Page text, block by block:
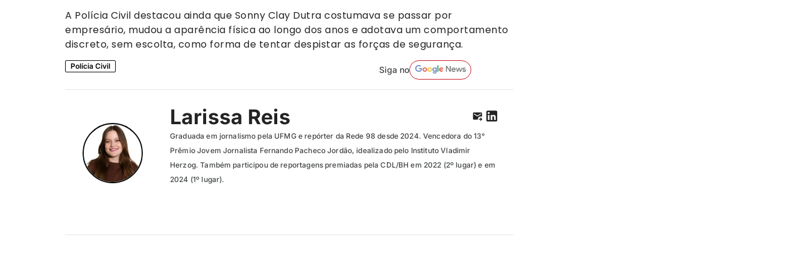
A Polícia Civil destacou ainda que Sonny Clay Dutra costumava se passar por
empresário, mudou a aparência física ao longo dos anos e adotava um comportamento
discreto, sem escolta, como forma de tentar despistar as forças de segurança.
Polícia Civil Siga no
Larissa Reis
Graduada em jornalismo pela UFMG e repórter da Rede 98 desde 2024. Vencedora do 13°
Prêmio Jovem Jornalista Fernando Pacheco Jordão, idealizado pelo Instituto Vladimir
Herzog. Também participou de reportagens premiadas pela CDL/BH em 2022 (2º lugar) e em
2024 (1º lugar).